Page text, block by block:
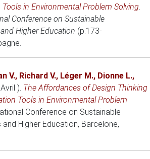
in Environmental Problem Solving.
Conference on Sustainable
Higher Education (p.173-
.
V., Richard V., Léger M., Dionne L.,
). The Affordances of Design Thinking
Tools in Environmental Problem
Conference on Sustainable
Higher Education, Barcelone,